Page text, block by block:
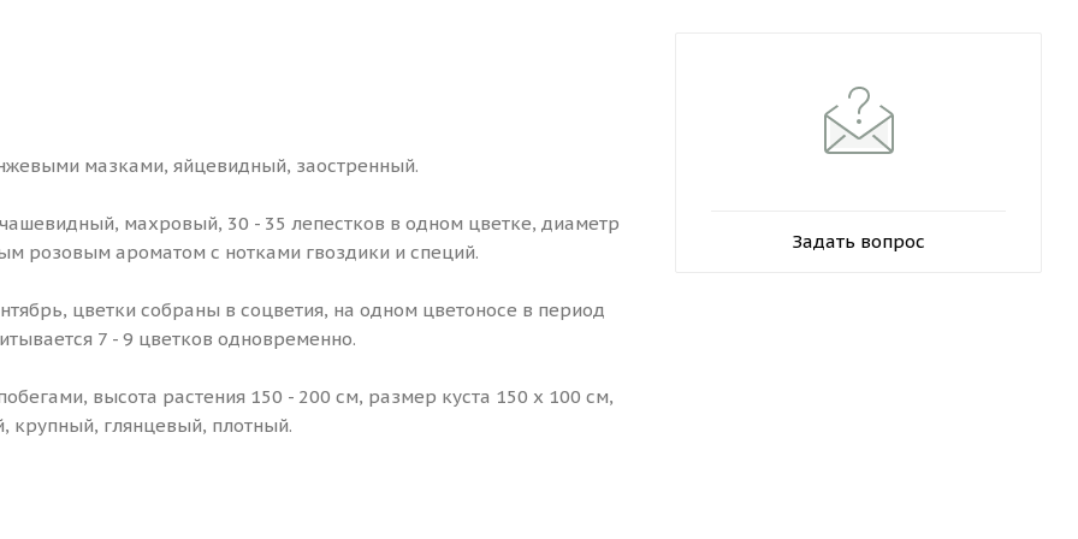
мазками, яйцевидный, заостренный.
махровый, 30 - 35 лепестков в одном цветке, диаметр
розовым ароматом с нотками гвоздики и специй.
цветки собраны в соцветия, на одном цветоносе в период
7 - 9 цветков одновременно.
высота растения 150 - 200 см, размер куста 150 х 100 см,
крупный, глянцевый, плотный.
Задать вопрос